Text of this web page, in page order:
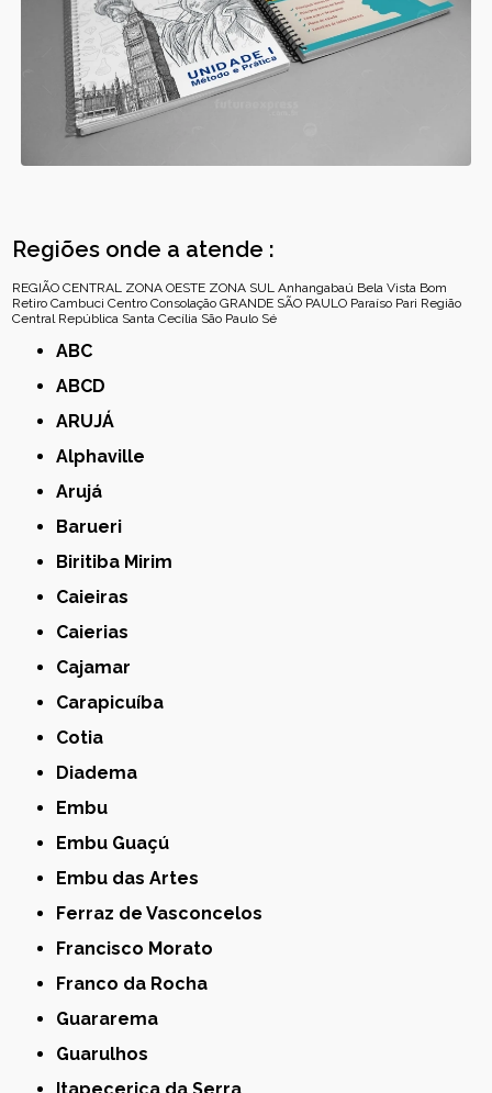
Regiões onde a atende :
REGIÃO CENTRAL ZONA OESTE ZONA SUL Anhangabaú Bela Vista Bom
Retiro Cambuci Centro Consolação GRANDE SÃO PAULO Paraíso Pari Região
Central República Santa Cecília São Paulo Sé
ABC
ABCD
ARUJÁ
Alphaville
Arujá
Barueri
Biritiba Mirim
Caieiras
Caierias
Cajamar
Carapicuíba
Cotia
Diadema
Embu
Embu Guaçú
Embu das Artes
Ferraz de Vasconcelos
Francisco Morato
Franco da Rocha
Guararema
Guarulhos
Itapecerica da Serra